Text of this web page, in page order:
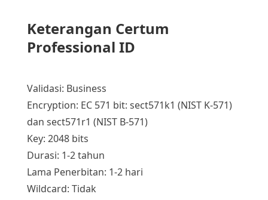
Keterangan Certum
Professional ID
Validasi: Business
Encryption: EC 571 bit: sect571k1 (NIST K-571)
dan sect571r1 (NIST B-571)
Key: 2048 bits
Durasi: 1-2 tahun
Lama Penerbitan: 1-2 hari
Wildcard: Tidak